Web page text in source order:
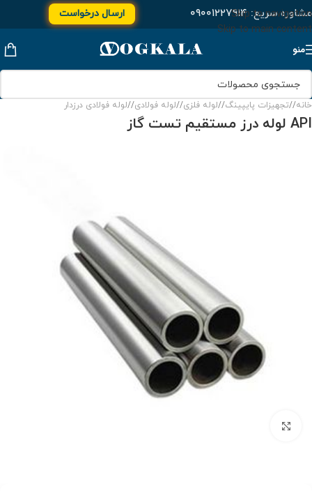
Skip to navigation
Skip to main content
مشاوره سریع:۰۹۰۰۱۲۲۷۹۱۴ ارسال درخواست
منو
خانه/ تجهیزات پایپینگ/ لوله فلزی/ لوله فولادی/ لوله فولادی درزدار
API لوله درز مستقیم تست گاز